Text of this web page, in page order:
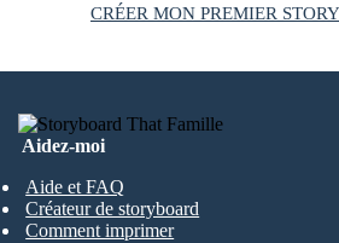
CRÉER MON PREMIER
Aidez-moi
Aide et FAQ
Créateur de storyboard
Comment imprimer